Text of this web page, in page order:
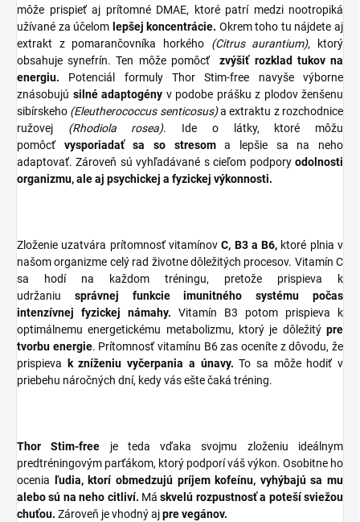
môže prispieť aj prítomné DMAE, ktoré patrí medzi nootropiká
užívané za účelom lepšej koncentrácie. Okrem toho tu nájdete aj
extrakt z pomarančovníka horkého (Citrus aurantium), ktorý
obsahuje synefrín. Ten môže pomôcťzvýšiť rozklad tukov na
energiu. Potenciál formuly Thor Stim-free navyše výborne
znásobujú silné adaptogény v podobe prášku z plodov ženšenu
sibírskeho (Eleutherococcus senticosus)a extraktu z rozchodnice
ružovej (Rhodiola rosea). Ide o látky, ktoré môžu
pomôcť vysporiadať sa so stresoma lepšie sa na neho
adaptovať. Zároveň sú vyhľadávané s cieľom podpory odolnosti
organizmu, ale aj psychickej a fyzickej výkonnosti.
Zloženie uzatvára prítomnosť vitamínovC, B3 a B6, ktoré plnia v
našom organizme celý rad životne dôležitých procesov. Vitamín C
sa hodí na každom tréningu, pretože prispieva k
udržaniu správnej funkcie imunitného systému počas
intenzívnej fyzickej námahy. Vitamín B3 potom prispieva k
optimálnemu energetickému metabolizmu, ktorý je dôležitý pre
tvorbu energie. Prítomnosť vitamínu B6 zas oceníte z dôvodu, že
prispieva
k zníženiu vyčerpania a únavy. To sa môže hodiť v
priebehu náročných dní, kedy vás ešte čaká tréning.
Thor Stim-free je teda vďaka svojmu zloženiu ideálnym
predtréningovým parťákom, ktorý podporí váš výkon. Osobitne ho
ocenia
ľudia, ktorí obmedzujú príjem kofeínu, vyhýbajú sa mu
alebo sú na neho citliví. Máskvelú rozpustnosť a poteší sviežou
chuťou. Zároveň je vhodný ajpre vegánov.